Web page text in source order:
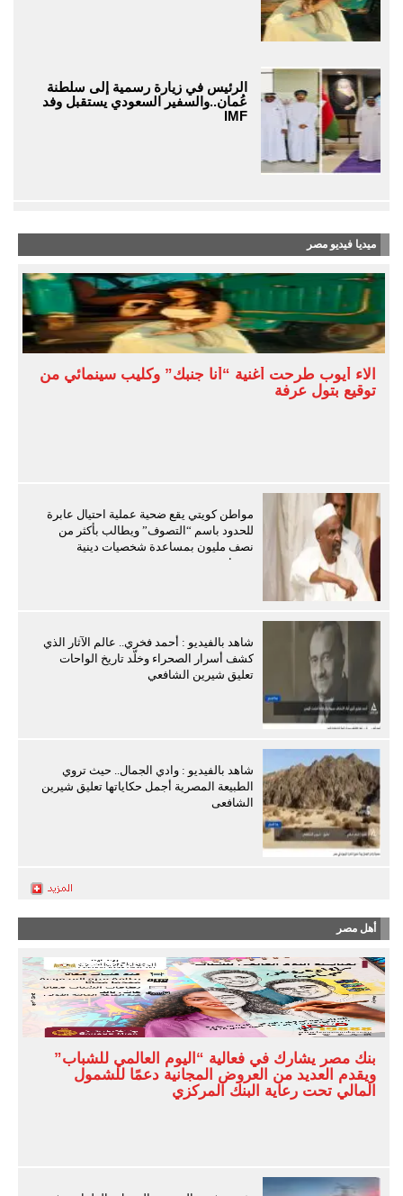
الرئيس في زيارة رسمية إلى سلطنة
عُمان..والسفير السعودي يستقبل وفد
IMF
ميديا فيديو مصر
آلاء أيوب طرحت أغنية “أنا جنبك” وكليب سينمائي من
توقيع بتول عرفة
مواطن كويتي يقع ضحية عملية احتيال عابرة
للحدود باسم “التصوف” ويطالب بأكثر من
نصف مليون بمساعدة شخصيات دينية
سودانية
شاهد بالفيديو : أحمد فخري.. عالم الآثار الذي
كشف أسرار الصحراء وخلّد تاريخ الواحات
تعليق شيرين الشافعي
شاهد بالفيديو : وادي الجمال.. حيث تروي
الطبيعة المصرية أجمل حكاياتها تعليق شيرين
الشافعى
أهل مصر
بنك مصر يشارك في فعالية “اليوم العالمي للشباب”
ويقدم العديد من العروض المجانية دعمًا للشمول
المالي تحت رعاية البنك المركزي